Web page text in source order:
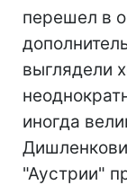
перешел в
выглядели
иногда
"Аустрии"